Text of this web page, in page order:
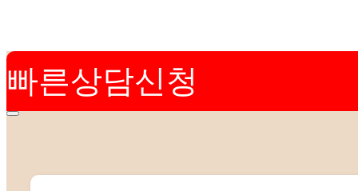
빠른상담신청